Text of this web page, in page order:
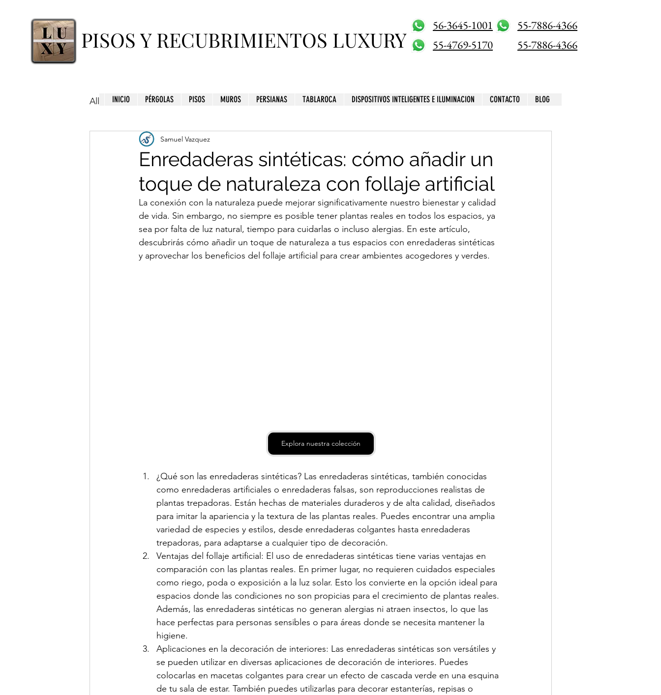
PISOS Y RECUBRIMIENTOS LUXURY
56-3645-1001
55-4769-5170
55-7886-4366
55-7886-4366
All Posts
Enredaderas sintéticas: cómo añadir un
toque de naturaleza con follaje artificial
Samuel Vazquez
La conexión con la naturaleza puede mejorar significativamente nuestro bienestar y calidad
de vida. Sin embargo, no siempre es posible tener plantas reales en todos los espacios, ya
sea por falta de luz natural, tiempo para cuidarlas o incluso alergias. En este artículo,
descubrirás cómo añadir un toque de naturaleza a tus espacios con enredaderas sintéticas
y aprovechar los beneficios del follaje artificial para crear ambientes acogedores y verdes.
Explora nuestra colección
¿Qué son las enredaderas sintéticas? Las enredaderas sintéticas, también conocidas
como enredaderas artificiales o enredaderas falsas, son reproducciones realistas de
plantas trepadoras. Están hechas de materiales duraderos y de alta calidad, diseñados
para imitar la apariencia y la textura de las plantas reales. Puedes encontrar una amplia
variedad de especies y estilos, desde enredaderas colgantes hasta enredaderas
trepadoras, para adaptarse a cualquier tipo de decoración.
Ventajas del follaje artificial: El uso de enredaderas sintéticas tiene varias ventajas en
comparación con las plantas reales. En primer lugar, no requieren cuidados especiales
como riego, poda o exposición a la luz solar. Esto los convierte en la opción ideal para
espacios donde las condiciones no son propicias para el crecimiento de plantas reales.
Además, las enredaderas sintéticas no generan alergias ni atraen insectos, lo que las
hace perfectas para personas sensibles o para áreas donde se necesita mantener la
higiene.
Aplicaciones en la decoración de interiores: Las enredaderas sintéticas son versátiles y
se pueden utilizar en diversas aplicaciones de decoración de interiores. Puedes
colocarlas en macetas colgantes para crear un efecto de cascada verde en una esquina
de tu sala de estar. También puedes utilizarlas para decorar estanterías, repisas o
INICIO PÉRGOLAS PISOS MUROS PERSIANAS TABLAROCA DISPOSITIVOS INTELIGENTES E ILUMINACION CONTACTO BLOG